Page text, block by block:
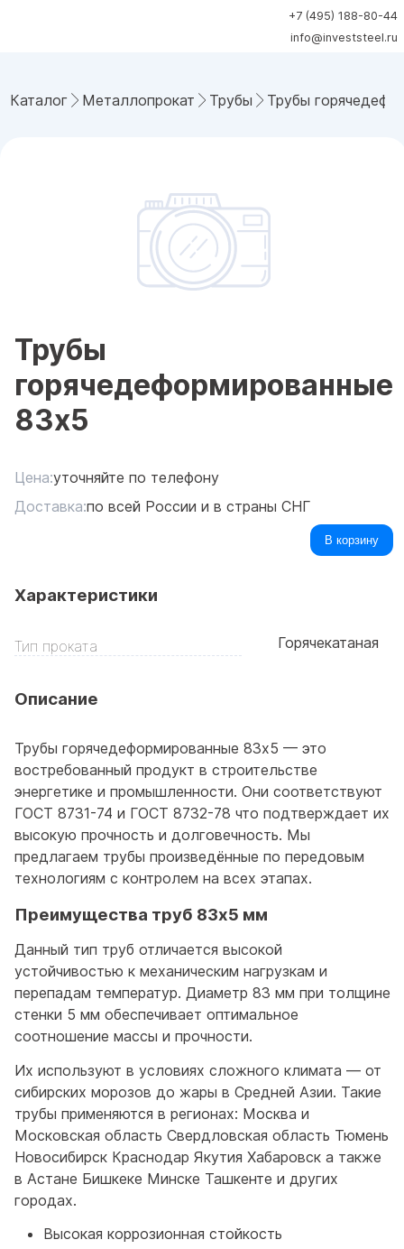
+7 (495) 188-80-44
info@investsteel.ru
Каталог Металлопрокат Трубы Трубы
Трубы
горячедеформированные
83x5
Цена:уточняйте по телефону
Доставка:по всей России и в страны СНГ
В корзину
Характеристики
Тип проката Горячекатаная
Описание
Трубы горячедеформированные 83x5 — это
востребованный продукт в строительстве
энергетике и промышленности. Они соответствуют
ГОСТ 8731-74 и ГОСТ 8732-78 что подтверждает их
высокую прочность и долговечность. Мы
предлагаем трубы произведённые по передовым
технологиям с контролем на всех этапах.
Преимущества труб 83x5 мм
Данный тип труб отличается высокой
устойчивостью к механическим нагрузкам и
перепадам температур. Диаметр 83 мм при толщине
стенки 5 мм обеспечивает оптимальное
соотношение массы и прочности.
Их используют в условиях сложного климата — от
сибирских морозов до жары в Средней Азии. Такие
трубы применяются в регионах: Москва и
Московская область Свердловская область Тюмень
Новосибирск Краснодар Якутия Хабаровск а также
в Астане Бишкеке Минске Ташкенте и других
городах.
Высокая коррозионная стойкость